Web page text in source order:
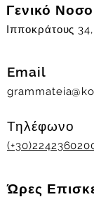
Γενικό
Ιπποκράτους
Email
Τηλέφωνο
Ώρες